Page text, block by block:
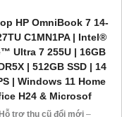
HP OmniBook 7 14-
C1MN1PA | Intel®
Ultra 7 255U | 16GB
| 512GB SSD | 14
| Windows 11 Home
H24 & Microsof
trợ thu cũ đổi mới –